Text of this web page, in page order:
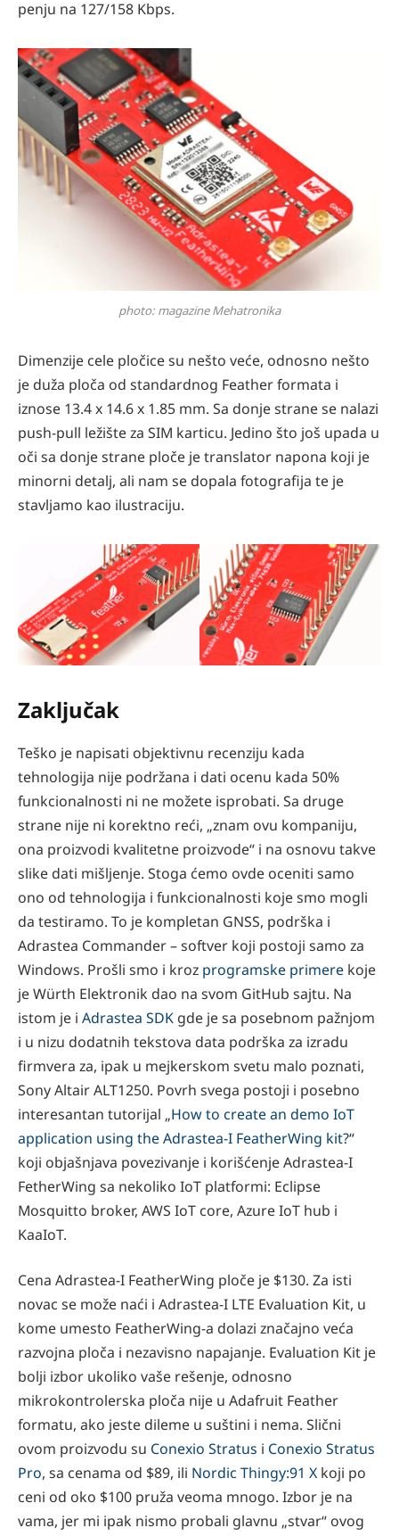
penju na 127/158 Kbps.
photo: magazine Mehatronika
Dimenzije cele pločice su nešto veće, odnosno nešto
je duža ploča od standardnog Feather formata i
iznose 13.4 x 14.6 x 1.85 mm. Sa donje strane se nalazi
push-pull ležište za SIM karticu. Jedino što još upada u
oči sa donje strane ploče je translator napona koji je
minorni detalj, ali nam se dopala fotografija te je
stavljamo kao ilustraciju.
Zaključak
Teško je napisati objektivnu recenziju kada
tehnologija nije podržana i dati ocenu kada 50%
funkcionalnosti ni ne možete isprobati. Sa druge
strane nije ni korektno reći, „znam ovu kompaniju,
ona proizvodi kvalitetne proizvode“ i na osnovu takve
slike dati mišljenje. Stoga ćemo ovde oceniti samo
ono od tehnologija i funkcionalnosti koje smo mogli
da testiramo. To je kompletan GNSS, podrška i
Adrastea Commander – softver koji postoji samo za
Windows. Prošli smo i kroz programske primere koje
je Würth Elektronik dao na svom GitHub sajtu. Na
istom je i Adrastea SDK gde je sa posebnom pažnjom
i u nizu dodatnih tekstova data podrška za izradu
firmvera za, ipak u mejkerskom svetu malo poznati,
Sony Altair ALT1250. Povrh svega postoji i posebno
interesantan tutorijal „How to create an demo IoT
application using the Adrastea-I FeatherWing kit?“
koji objašnjava povezivanje i korišćenje Adrastea-I
FetherWing sa nekoliko IoT platformi: Eclipse
Mosquitto broker, AWS IoT core, Azure IoT hub i
KaaIoT.
Cena Adrastea-I FeatherWing ploče je $130. Za isti
novac se može naći i Adrastea-I LTE Evaluation Kit, u
kome umesto FeatherWing-a dolazi značajno veća
razvojna ploča i nezavisno napajanje. Evaluation Kit je
bolji izbor ukoliko vaše rešenje, odnosno
mikrokontrolerska ploča nije u Adafruit Feather
formatu, ako jeste dileme u suštini i nema. Slični
ovom proizvodu su Conexio Stratus i Conexio Stratus
Pro, sa cenama od $89, ili Nordic Thingy:91 X koji po
ceni od oko $100 pruža veoma mnogo. Izbor je na
vama, jer mi ipak nismo probali glavnu „stvar“ ovog